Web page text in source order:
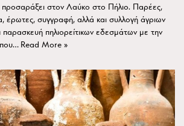
προσαράξει στον Λαύκο στο Πήλιο. Παρέες,
έρωτες, συγγραφή, αλλά και συλλογή άγριων
πηλιορείτικων εδεσμάτων με την
που… Read More »